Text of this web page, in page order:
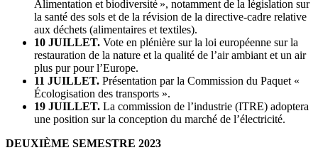
Alimentation et biodiversité », notamment de la législation sur
la santé des sols et de la révision de la directive-cadre relative
aux déchets (alimentaires et textiles).
10 JUILLET. Vote en plénière sur la loi européenne sur la
restauration de la nature et la qualité de l’air ambiant et un air
plus pur pour l’Europe.
11 JUILLET. Présentation par la Commission du Paquet «
Écologisation des transports ».
19 JUILLET. La commission de l’industrie (ITRE) adoptera
une position sur la conception du marché de l’électricité.
DEUXIÈME SEMESTRE 2023